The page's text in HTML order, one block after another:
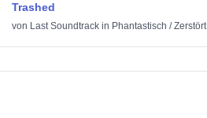
Trashed
von Last Soundtrackin Phantastisch /Zerstört